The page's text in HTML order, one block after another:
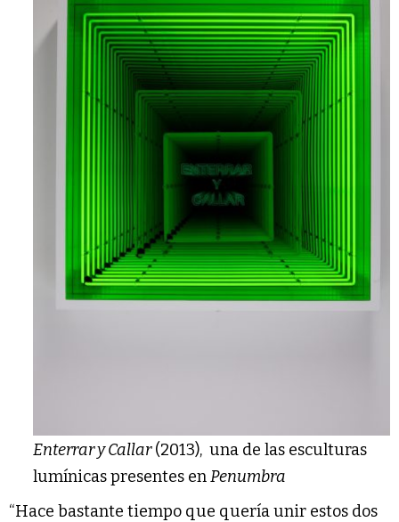
Enterrar y Callar(2013), una de las esculturas
lumínicas presentes enPenumbra
“Hace bastante tiempo que quería unir estos dos